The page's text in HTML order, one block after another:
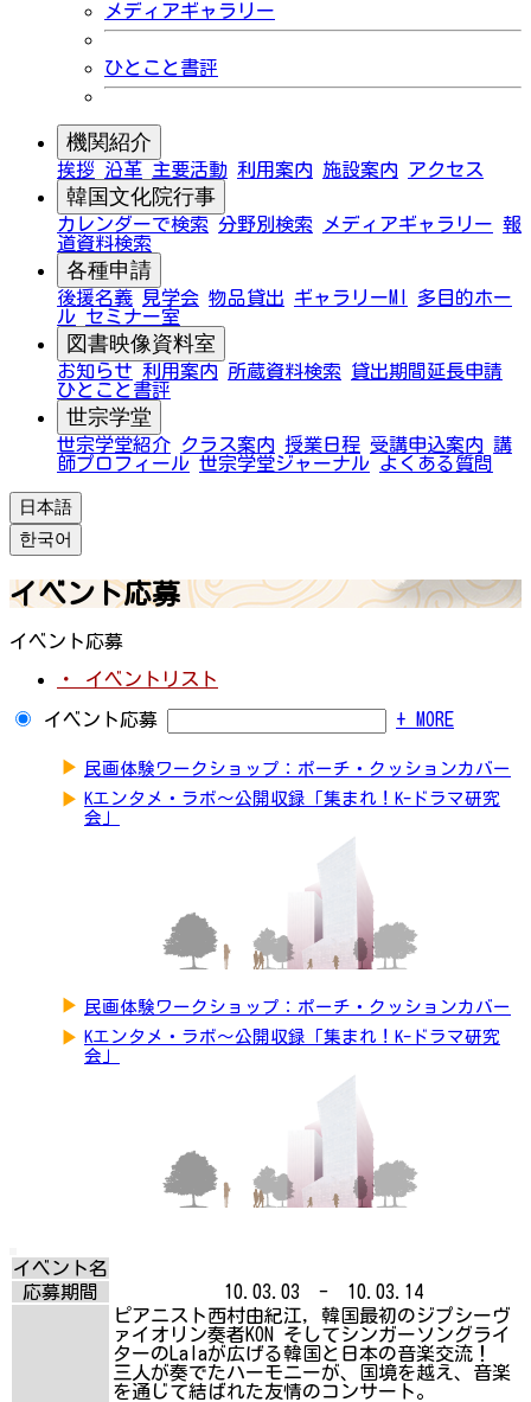
メディアギャラリー
ひとこと書評
機関紹介
挨拶 沿革 主要活動 利用案内 施設案内 アクセス
韓国文化院行事
カレンダーで検索 分野別検索 メディアギャラリー 報
道資料検索
各種申請
後援名義 見学会 物品貸出 ギャラリーMI
多目的ホー
ル セミナー室
図書映像資料室
お知らせ 利用案内 所蔵資料検索
貸出期間延長申請
ひとこと書評
世宗学堂
世宗学堂紹介 クラス案内 授業日程 受講申込案内 講
師プロフィール 世宗学堂ジャーナル よくある質問
日本語
한국어
イベント応募
イベント応募
・ イベントリスト
イベント応募 + MORE
▶ 民画体験ワークショップ：ポーチ・クッションカバー
▶ Kエンタメ・ラボ～公開収録「集まれ！K-ドラマ研究
会」
▶ 民画体験ワークショップ：ポーチ・クッションカバー
▶ Kエンタメ・ラボ～公開収録「集まれ！K-ドラマ研究
会」
イベント名
応募期間
10.03.03 - 10.03.14
ピアニスト西村由紀江, 韓国最初のジプシーヴ
ァイオリン奏者KON そしてシンガーソングライ
ターのLalaが広げる韓国と日本の音楽交流！
三人が奏でたハーモニーが、国境を越え、音楽
を通じて結ばれた友情のコンサート。